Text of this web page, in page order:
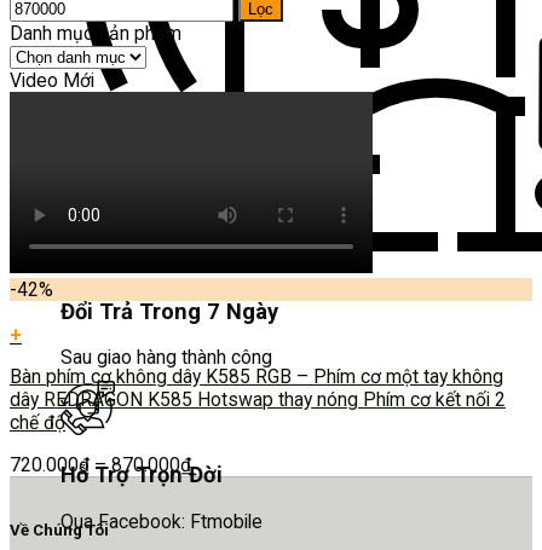
Đổi Trả Trong 7 Ngày
Sau giao hàng thành công
Hỗ Trợ Trọn Đời
Qua Facebook: Ftmobile
Lọc
Danh mục sản phẩm
Video Mới
-42%
+
Bàn phím cơ không dây K585 RGB – Phím cơ một tay không
dây REDRAGON K585 Hotswap thay nóng Phím cơ kết nối 2
chế độ
720.000₫ –870.000₫
Về Chúng Tôi